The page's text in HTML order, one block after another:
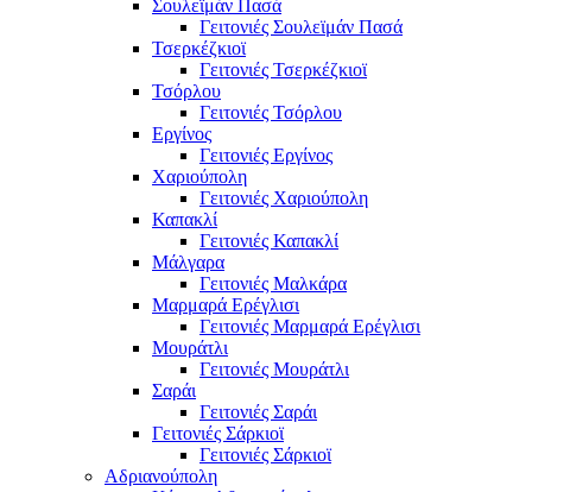
Σουλεϊμάν Πασά
Γειτονιές Σουλεϊμάν Πασά
Τσερκέζκιοϊ
Γειτονιές Τσερκέζκιοϊ
Τσόρλου
Γειτονιές Τσόρλου
Εργίνος
Γειτονιές Εργίνος
Χαριούπολη
Γειτονιές Χαριούπολη
Καπακλί
Γειτονιές Καπακλί
Μάλγαρα
Γειτονιές Μαλκάρα
Μαρμαρά Ερέγλισι
Γειτονιές Μαρμαρά Ερέγλισι
Μουράτλι
Γειτονιές Μουράτλι
Σαράι
Γειτονιές Σαράι
Γειτονιές Σάρκιοϊ
Γειτονιές Σάρκιοϊ
Αδριανούπολη